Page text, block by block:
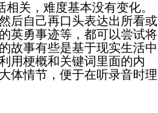
关，难度基本没有变化。
后自己再口头表达出所看或
英勇事迹等，都可以尝试将
故事有些是基于现实生活中
用梗概和关键词里面的内
体情节，便于在听录音时理